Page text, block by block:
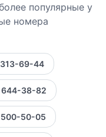
популярные у
номера
69-44
644-38-82
500-50-05